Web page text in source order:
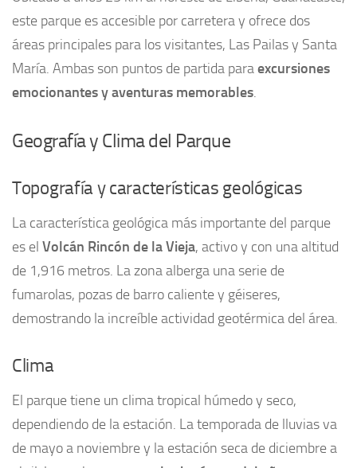
este parque es accesible por carretera y ofrece dos
áreas principales para los visitantes, Las Pailas y Santa
María. Ambas son puntos de partida paraexcursiones
emocionantes y aventuras memorables.
Geografía y Clima del Parque
Topografía y características geológicas
La característica geológica más importante del parque
es el Volcán Rincón de la Vieja, activo y con una altitud
de 1,916 metros. La zona alberga una serie de
fumarolas, pozas de barro caliente y géiseres,
demostrando la increíble actividad geotérmica del área.
Clima
El parque tiene un clima tropical húmedo y seco,
dependiendo de la estación. La temporada de lluvias va
de mayo a noviembre y la estación seca de diciembre a